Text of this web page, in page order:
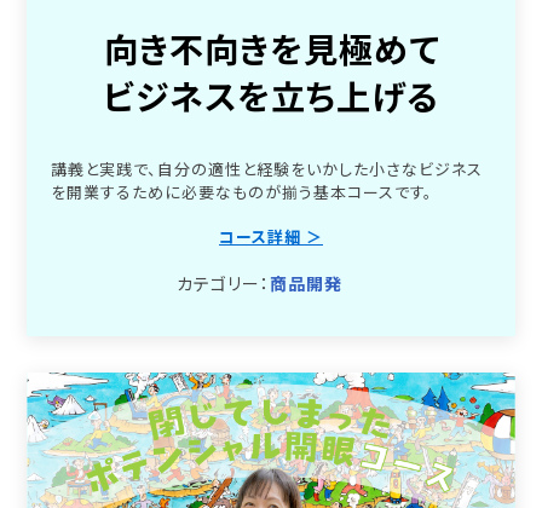
向き不向きを見極めて
ビジネスを立ち上げる
講義と実践で、自分の適性と経験をいかした小さなビジネス
を開業するために必要なものが揃う基本コースです。
コース詳細 ＞
カテゴリー： 商品開発